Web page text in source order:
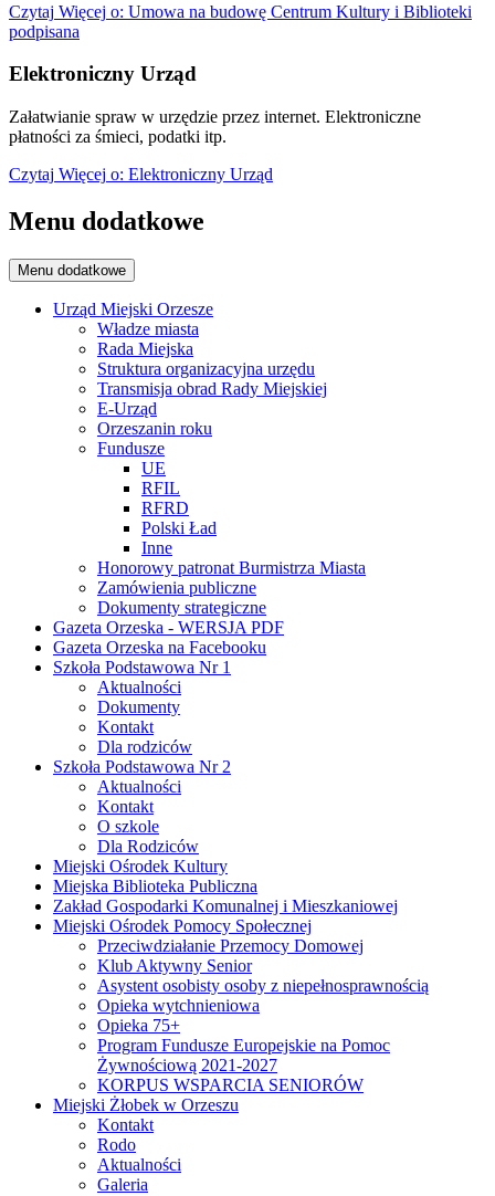
Czytaj Więcej o: Umowa na budowę Centrum Kultury i Biblioteki
podpisana
Elektroniczny Urząd
Załatwianie spraw w urzędzie przez internet. Elektroniczne
płatności za śmieci, podatki itp.
Czytaj Więcej o: Elektroniczny Urząd
Menu dodatkowe
Menu dodatkowe
Urząd Miejski Orzesze
Władze miasta
Rada Miejska
Struktura organizacyjna urzędu
Transmisja obrad Rady Miejskiej
E-Urząd
Orzeszanin roku
Fundusze
UE
RFIL
RFRD
Polski Ład
Inne
Honorowy patronat Burmistrza Miasta
Zamówienia publiczne
Dokumenty strategiczne
Gazeta Orzeska - WERSJA PDF
Gazeta Orzeska na Facebooku
Szkoła Podstawowa Nr 1
Aktualności
Dokumenty
Kontakt
Dla rodziców
Szkoła Podstawowa Nr 2
Aktualności
Kontakt
O szkole
Dla Rodziców
Miejski Ośrodek Kultury
Miejska Biblioteka Publiczna
Zakład Gospodarki Komunalnej i Mieszkaniowej
Miejski Ośrodek Pomocy Społecznej
Przeciwdziałanie Przemocy Domowej
Klub Aktywny Senior
Asystent osobisty osoby z niepełnosprawnością
Opieka wytchnieniowa
Opieka 75+
Program Fundusze Europejskie na Pomoc
Żywnościową 2021-2027
KORPUS WSPARCIA SENIORÓW
Miejski Żłobek w Orzeszu
Kontakt
Rodo
Aktualności
Galeria